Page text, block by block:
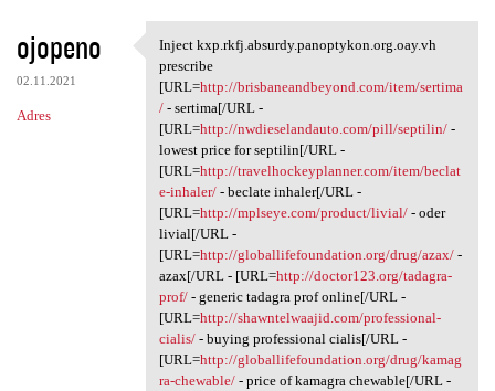
ojopeno
02.11.2021
Adres
Inject kxp.rkfj.absurdy
Inject kxp.rkfj.absurdy.panoptykon.org.oay.vh
prescribe
[URL=http://brisbaneandbeyond.com/item/sertima
/- sertima[/URL -
[URL=http://nwdieselandauto.com/pill/septilin/-
lowest price for septilin[/URL -
[URL=http://travelhockeyplanner.com/item/beclat
e-inhaler/- beclate inhaler[/URL -
[URL=http://mplseye.com/product/livial/- oder
livial[/URL -
[URL=http://globallifefoundation.org/drug/azax/-
azax[/URL - [URL=http://doctor123.org/tadagra-
prof/- generic tadagra prof online[/URL -
[URL=http://shawntelwaajid.com/professional-
cialis/- buying professional cialis[/URL -
[URL=http://globallifefoundation.org/drug/kamag
ra-chewable/- price of kamagra chewable[/URL -